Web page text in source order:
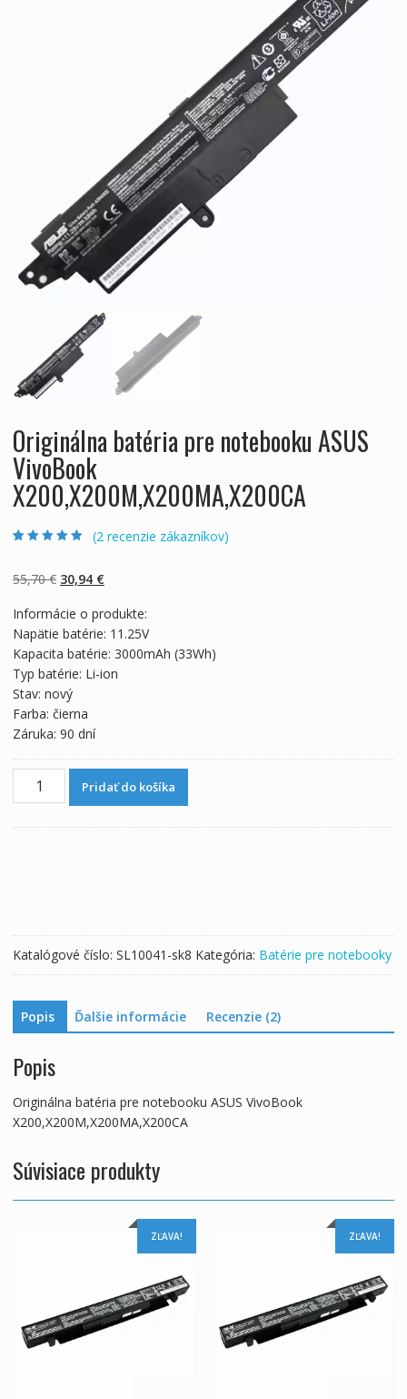
Originálna batéria pre notebooku ASUS
VivoBook
X200,X200M,X200MA,X200CA
zákazníckych
recenzií
(2 recenzie zákazníkov)
55,70€ Pôvodná
bola:
55,70 €.
30,94 €Aktuálna
je:
30,94 €.
Informácie o produkte:
Napätie batérie: 11.25V
Kapacita batérie: 3000mAh (33Wh)
Typ batérie: Li-ion
Stav: nový
Farba: čierna
Záruka: 90 dní
množstvo
Pridať do košíka
Katalógové číslo: SL10041-sk8 Kategória: Batérie pre notebooky
Popis Ďalšie informácie Recenzie (2)
Popis
Originálna batéria pre notebooku ASUS VivoBook
X200,X200M,X200MA,X200CA
Súvisiace produkty
ZĽAVA! ZĽAVA!